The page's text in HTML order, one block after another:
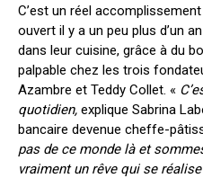
C’est un réel
ouvert il y a un peu plus d’un
dans leur cuisine, grâce à du
palpable chez les trois
Azambre et Teddy Collet. «
quotidien, explique Sabrina
bancaire devenue cheffe-
pas de ce monde là et
vraiment un rêve qui se réalise